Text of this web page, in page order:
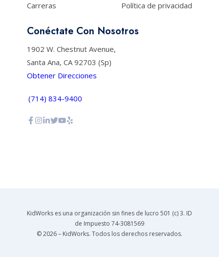
Carreras
Política de privacidad
Conéctate Con Nosotros
1902 W. Chestnut Avenue,
Santa Ana, CA 92703 (Sp)
Obtener Direcciones
(714) 834-9400
KidWorks es una organización sin fines de lucro 501 (c) 3. ID
de Impuesto 74-3081569
© 2026 – KidWorks. Todos los derechos reservados.